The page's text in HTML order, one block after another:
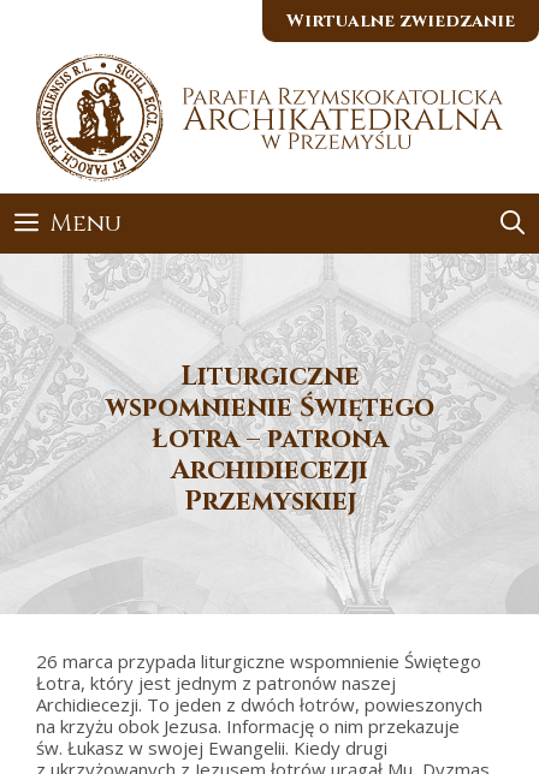
Wirtualne zwiedzanie
Menu
Liturgiczne
wspomnienie Świętego
Łotra – patrona
Archidiecezji
Przemyskiej
26 marca przypada liturgiczne wspomnienie Świętego
Łotra, który jest jednym z patronów naszej
Archidiecezji. To jeden z dwóch łotrów, powieszonych
na krzyżu obok Jezusa. Informację o nim przekazuje
św. Łukasz w swojej Ewangelii. Kiedy drugi